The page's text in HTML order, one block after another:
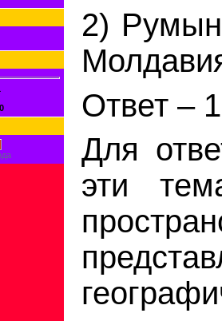
0
2)
Ответ –
Для
эти